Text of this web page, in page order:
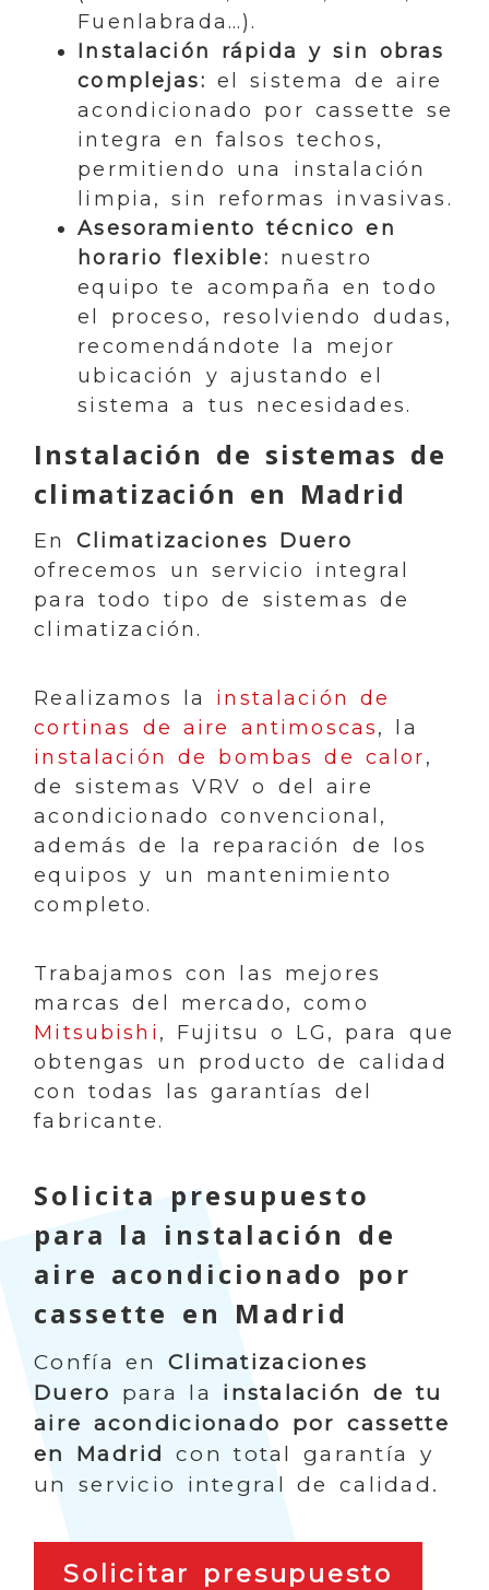
Fuenlabrada…).
Instalación rápida y sin obras
complejas: el sistema de aire
acondicionado por cassette se
integra en falsos techos,
permitiendo una instalación
limpia, sin reformas invasivas.
Asesoramiento técnico en
horario flexible: nuestro
equipo te acompaña en todo
el proceso, resolviendo dudas,
recomendándote la mejor
ubicación y ajustando el
sistema a tus necesidades.
Instalación de sistemas de
climatización en Madrid
En Climatizaciones Duero
ofrecemos un servicio integral
para todo tipo de sistemas de
climatización.
Realizamos la instalación de
cortinas de aire antimoscas, la
instalación de bombas de calor,
de sistemas VRV o del aire
acondicionado convencional,
además de la reparación de los
equipos y un mantenimiento
completo.
Trabajamos con las mejores
marcas del mercado, como
Mitsubishi , Fujitsu o LG, para que
obtengas un producto de calidad
con todas las garantías del
fabricante.
Solicita presupuesto
para la instalación de
aire acondicionado por
cassette en Madrid
Confía enClimatizaciones
Duero
para la instalación de tu
aire acondicionado por cassette
en Madrid
con total garantía y
un servicio integral de calidad.
Solicitar presupuesto